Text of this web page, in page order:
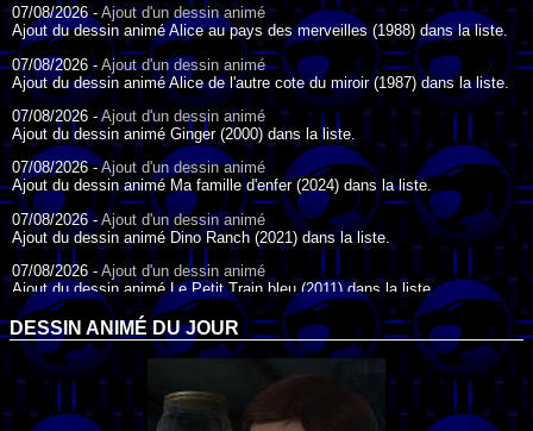
07/08/2026 - Ajout d'un dessin animé
Ajout du dessin animé Alice au pays des merveilles (1988) dans la liste.
07/08/2026 - Ajout d'un dessin animé
Ajout du dessin animé Alice de l'autre cote du miroir (1987) dans la liste.
07/08/2026 -Ajout d'un dessin animé
Ajout du dessin animé Ginger (2000) dans la liste.
07/08/2026 -Ajout d'un dessin animé
Ajout du dessin animé Ma famille d'enfer (2024) dans la liste.
07/08/2026 -Ajout d'un dessin animé
Ajout du dessin animé Dino Ranch (2021) dans la liste.
07/08/2026 - Ajout d'un dessin animé
Ajout du dessin animé Le Petit Train bleu (2011) dans la liste.
07/08/2026 - Ajout d'un dessin animé
Ajout du dessin animé Agent Spécial Oso (2009) dans la liste.
17/07/2026 - Ajout d'un dessin animé
Ajout du dessin animé Peter Pan (1988) dans la liste.
17/07/2026 -Ajout d'un dessin animé
DESSIN ANIMÉ DU JOUR